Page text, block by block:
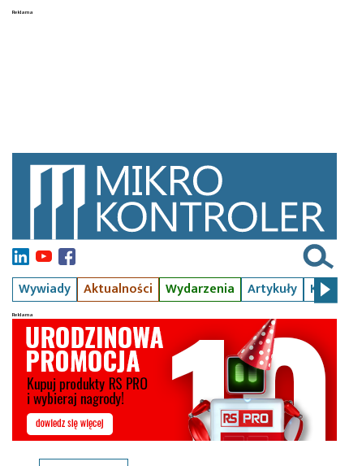
Wywiady Aktualności Wydarzenia Artykuły Kursy